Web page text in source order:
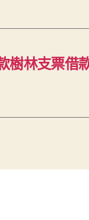
樹林支票借